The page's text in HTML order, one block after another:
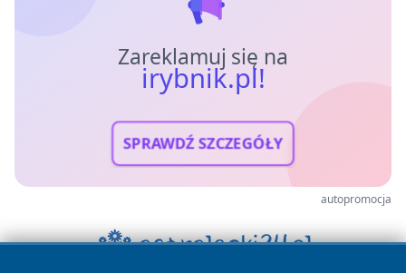
Zareklamuj się na
irybnik.pl!
SPRAWDŹ SZCZEGÓŁY
autopromocja